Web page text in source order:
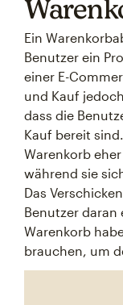
Ein
Benutzer ein
einer E-
und Kauf
dass die
Kauf bereit
Warenkorb
während sie
Das
Benutzer daran
Warenkorb
brauchen, um